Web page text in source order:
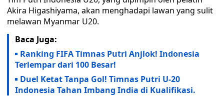
Akira Higashiyama, akan menghadapi lawan yang sulit
melawan Myanmar U20.
Baca Juga:
Ranking FIFA Timnas Putri Anjlok! Indonesia
Terlempar dari 100 Besar!
Duel Ketat Tanpa Gol! Timnas Putri U-20
Indonesia Tahan Imbang India di Kualifikasi.